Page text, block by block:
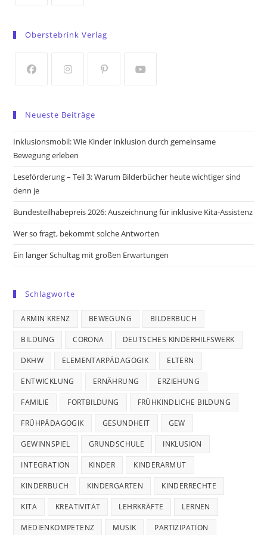
a
tab
tab
Oberstebrink Verlag
a
new
tab
new
tab
a
new
new
Neueste Beiträge
Inklusionsmobil: Wie Kinder Inklusion durch gemeinsame
Bewegung erleben
Leseförderung – Teil 3: Warum Bilderbücher heute wichtiger sind
denn je
Bundesteilhabepreis 2026: Auszeichnung für inklusive Kita-Assistenz
Wer so fragt, bekommt solche Antworten
Ein langer Schultag mit großen Erwartungen
Schlagworte
ARMIN KRENZ BEWEGUNG BILDERBUCH
BILDUNG CORONA DEUTSCHES KINDERHILFSWERK
DKHW ELEMENTARPÄDAGOGIK ELTERN
ENTWICKLUNG ERNÄHRUNG ERZIEHUNG
FAMILIE FORTBILDUNG FRÜHKINDLICHE BILDUNG
FRÜHPÄDAGOGIK GESUNDHEIT GEW
GEWINNSPIEL GRUNDSCHULE INKLUSION
INTEGRATION KINDER KINDERARMUT
KINDERBUCH KINDERGARTEN KINDERRECHTE
KITA KREATIVITÄT LEHRKRÄFTE LERNEN
MEDIENKOMPETENZ MUSIK PARTIZIPATION